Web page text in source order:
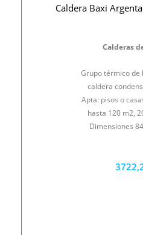
Caldera Baxi
Calderas
Grupo térmico de
caldera
Apta: pisos o
hasta 120 m2,
Dimensiones